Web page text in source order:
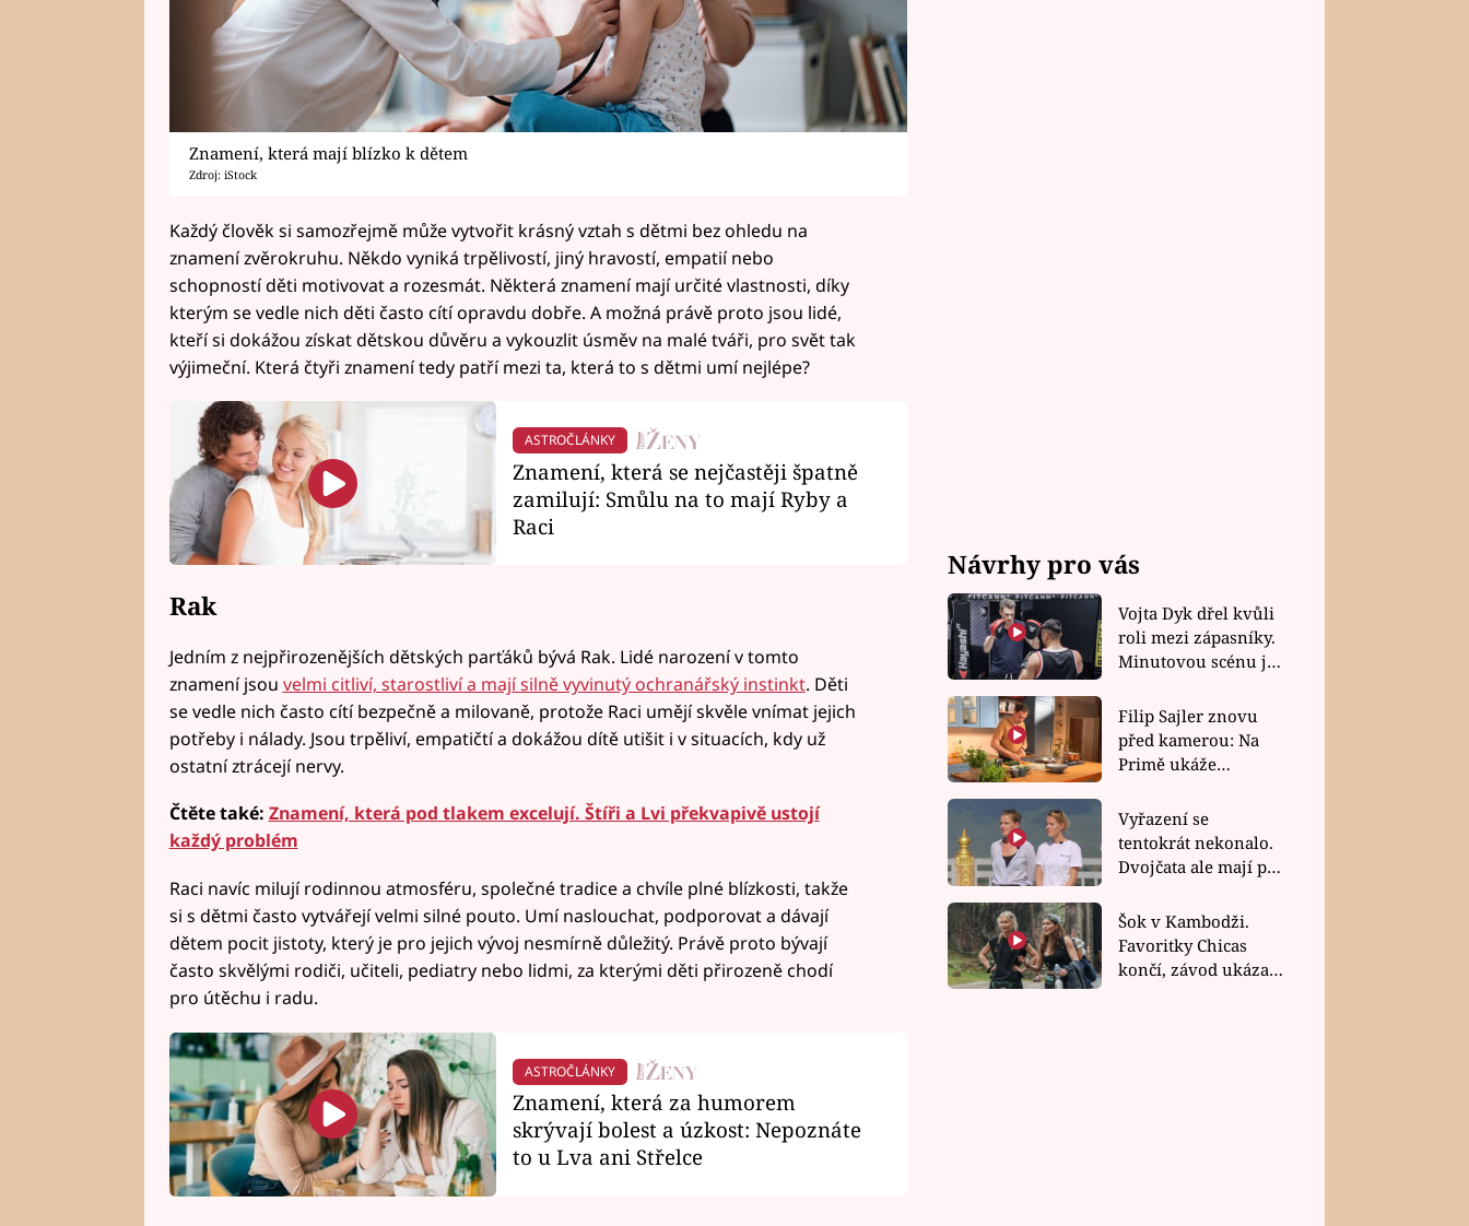
Znamení, která mají blízko k dětem
Zdroj: iStock
Každý člověk si samozřejmě může vytvořit krásný vztah s dětmi bez ohledu na
znamení zvěrokruhu. Někdo vyniká trpělivostí, jiný hravostí, empatií nebo
schopností děti motivovat a rozesmát. Některá znamení mají určité vlastnosti, díky
kterým se vedle nich děti často cítí opravdu dobře. A možná právě proto jsou lidé,
kteří si dokážou získat dětskou důvěru a vykouzlit úsměv na malé tváři, pro svět tak
výjimeční. Která čtyři znamení tedy patří mezi ta, která to s dětmi umí nejlépe?
ASTROČLÁNKY
Znamení, která se nejčastěji špatně
zamilují: Smůlu na to mají Ryby a
Raci
Rak
Jedním z nejpřirozenějších dětských parťáků bývá Rak. Lidé narození v tomto
znamení jsou velmi citliví, starostliví a mají silně vyvinutý ochranářský instinkt. Děti
se vedle nich často cítí bezpečně a milovaně, protože Raci umějí skvěle vnímat jejich
potřeby i nálady. Jsou trpěliví, empatičtí a dokážou dítě utišit i v situacích, kdy už
ostatní ztrácejí nervy.
Čtěte také: Znamení, která pod tlakem excelují. Štíři a Lvi překvapivě ustojí
každý problém
Raci navíc milují rodinnou atmosféru, společné tradice a chvíle plné blízkosti, takže
si s dětmi často vytvářejí velmi silné pouto. Umí naslouchat, podporovat a dávají
dětem pocit jistoty, který je pro jejich vývoj nesmírně důležitý. Právě proto bývají
často skvělými rodiči, učiteli, pediatry nebo lidmi, za kterými děti přirozeně chodí
pro útěchu i radu.
ASTROČLÁNKY
Znamení, která za humorem
skrývají bolest a úzkost: Nepoznáte
to u Lva ani Střelce
Návrhy pro vás
Vojta Dyk dřel kvůli
roli mezi zápasníky.
Minutovou scénu jel
Filip Sajler znovu
před kamerou: Na
Primě ukáže
rychlé recepty
Vyřazení se
tentokrát nekonalo.
Dvojčata ale mají po
závodu nůž na krku
Šok v Kambodži.
Favoritky Chicas
končí, závod ukázal